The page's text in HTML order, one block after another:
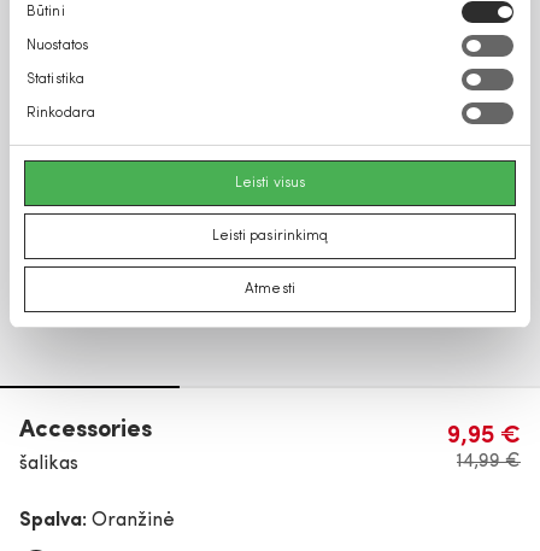
Sutikimo
pasirinkimas
Būtini
Nuostatos
Statistika
Rinkodara
Leisti visus
Leisti pasirinkimą
Atmesti
Accessories
šalikas
9,95 €
14,99 €
Spalva: Oranžinė